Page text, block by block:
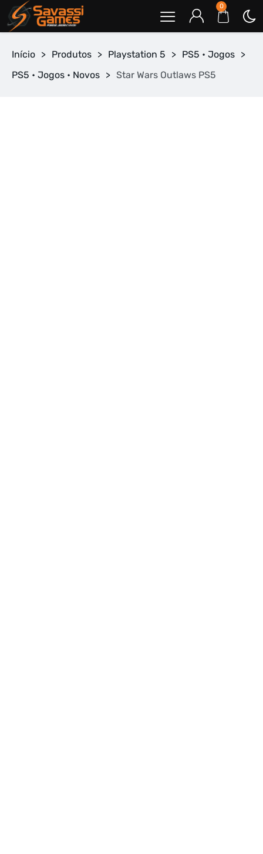
0
Início > Produtos > Playstation 5 > PS5 • Jogos >
PS5 • Jogos • Novos > Star Wars Outlaws PS5